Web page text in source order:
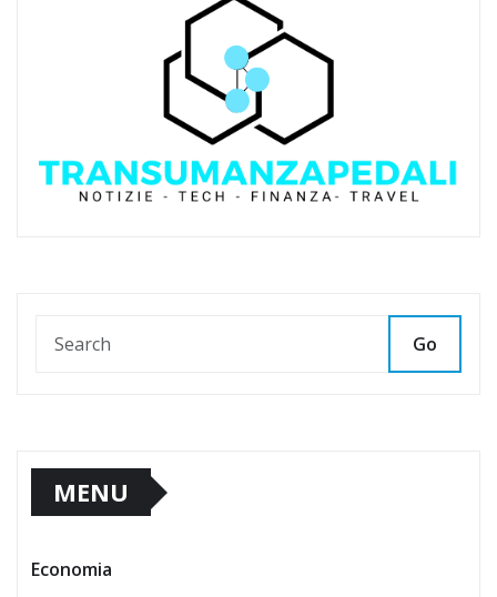
Go
MENU
Economia